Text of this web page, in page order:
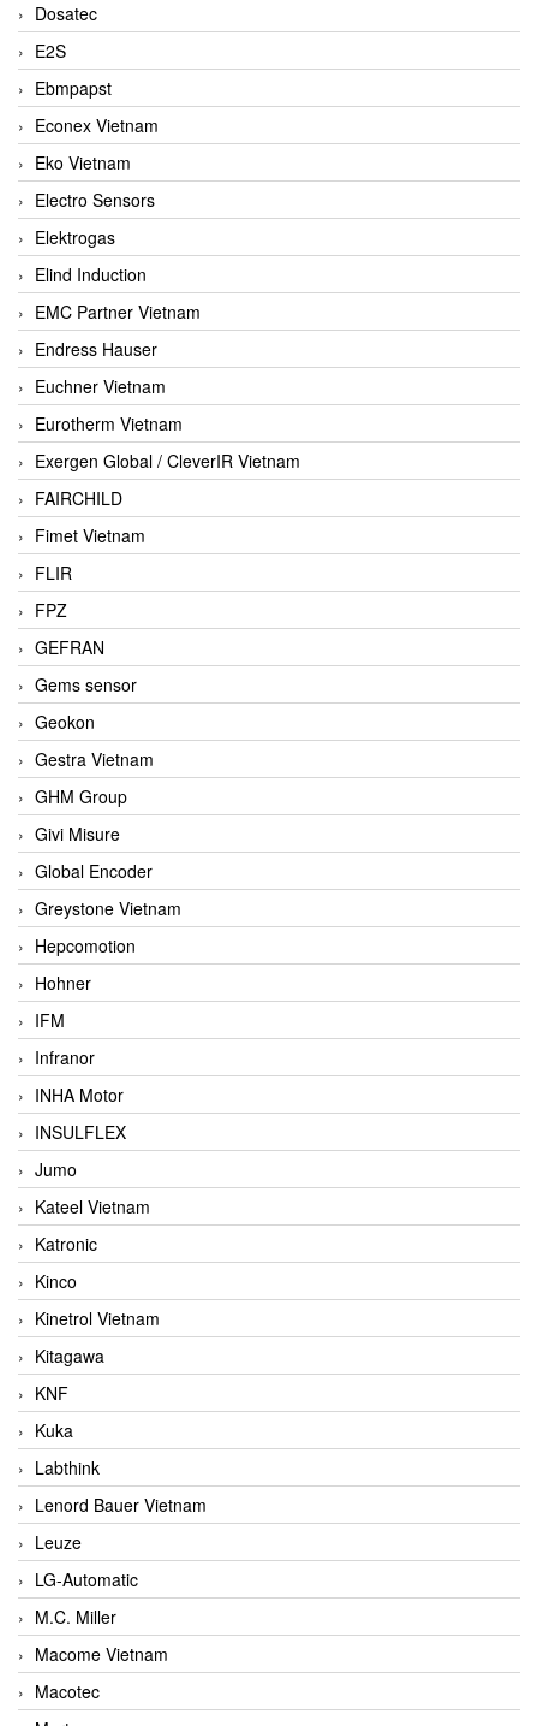
Dosatec
E2S
Ebmpapst
Econex Vietnam
Eko Vietnam
Electro Sensors
Elektrogas
Elind Induction
EMC Partner Vietnam
Endress Hauser
Euchner Vietnam
Eurotherm Vietnam
Exergen Global / CleverIR Vietnam
FAIRCHILD
Fimet Vietnam
FLIR
FPZ
GEFRAN
Gems sensor
Geokon
Gestra Vietnam
GHM Group
Givi Misure
Global Encoder
Greystone Vietnam
Hepcomotion
Hohner
IFM
Infranor
INHA Motor
INSULFLEX
Jumo
Kateel Vietnam
Katronic
Kinco
Kinetrol Vietnam
Kitagawa
KNF
Kuka
Labthink
Lenord Bauer Vietnam
Leuze
LG-Automatic
M.C. Miller
Macome Vietnam
Macotec